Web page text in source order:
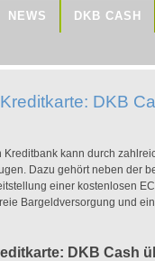
NEWS DKB CASH
DKB
Kreditbank kann durch
Dazu gehört neben der
einer kostenlosen
Bargeldversorgung und
DKB Cash